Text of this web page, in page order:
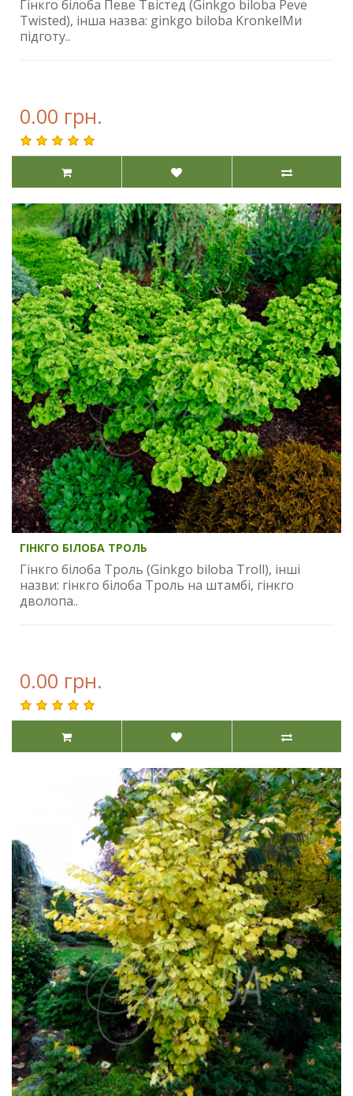
Гінкго білоба Певе Твістед (Ginkgo biloba Peve
Twisted), інша назва: ginkgo biloba KronkelМи
підготу..
0.00 грн.
ГІНКГО БІЛОБА ТРОЛЬ
Гінкго білоба Троль (Ginkgo biloba Troll), інші
назви: гінкго білоба Троль на штамбі, гінкго
дволопа..
0.00 грн.